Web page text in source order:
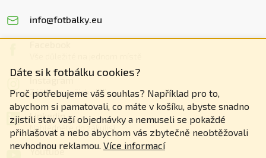
Dáte si k fotbálku cookies?
Proč potřebujeme váš souhlas? Například pro to,
abychom si pamatovali, co máte v košíku, abyste snadno
zjistili stav vaší objednávky a nemuseli se pokaždé
přihlašovat a nebo abychom vás zbytečně neobtěžovali
nevhodnou reklamou. Více informací
info@fotbalky.eu
Zážitky z našich akcí
Linkedin
Nahlédněte do zákulisí
Youtube